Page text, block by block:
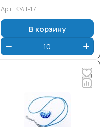
Арт. КУЛ-17
В корзину